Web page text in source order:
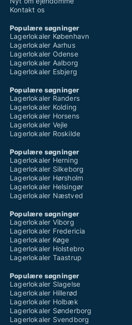
Kontakt os
Populære søgninger
Lagerlokaler København
Lagerlokaler Aarhus
Lagerlokaler Odense
Lagerlokaler Aalborg
Lagerlokaler Esbjerg
Populære søgninger
Lagerlokaler Randers
Lagerlokaler Kolding
Lagerlokaler Horsens
Lagerlokaler Vejle
Lagerlokaler Roskilde
Populære søgninger
Lagerlokaler Herning
Lagerlokaler Silkeborg
Lagerlokaler Hørsholm
Lagerlokaler Helsingør
Lagerlokaler Næstved
Populære søgninger
Lagerlokaler Viborg
Lagerlokaler Fredericia
Lagerlokaler Køge
Lagerlokaler Holstebro
Lagerlokaler Taastrup
Populære søgninger
Lagerlokaler Slagelse
Lagerlokaler Hillerød
Lagerlokaler Holbæk
Lagerlokaler Sønderborg
Lagerlokaler Svendborg